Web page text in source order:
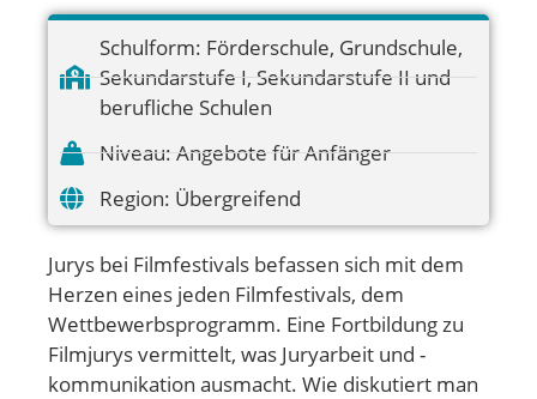
Schulform: Förderschule, Grundschule,
Sekundarstufe I, Sekundarstufe II und
berufliche Schulen
Niveau: Angebote für Anfänger
Region: Übergreifend
Jurys bei Filmfestivals befassen sich mit dem
Herzen eines jeden Filmfestivals, dem
Wettbewerbsprogramm. Eine Fortbildung zu
Filmjurys vermittelt, was Juryarbeit und -
kommunikation ausmacht. Wie diskutiert man